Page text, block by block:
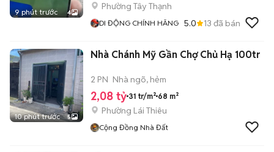
9 phút trước 4
Phường Tây Thạnh
DI ĐỘNG CHÍNH HÃNG 5.0 13 đã bán
10 phút trước 5
Nhà Chánh Mỹ Gần Chợ Chủ Hạ 100tr
2 PN Nhà ngõ, hẻm
2,08 tỷ 31 tr/m² 68 m²
Phường Lái Thiêu
Cộng Đồng Nhà Đất